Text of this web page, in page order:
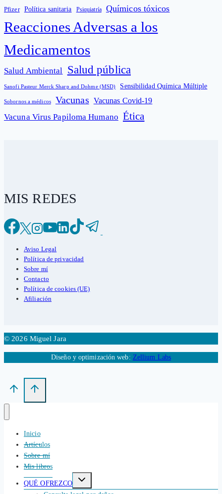
Pfizer Política sanitaria Psiquiatría Químicos tóxicos
Reacciones Adversas a los
Medicamentos
Salud Ambiental Salud pública
Sanofi Pasteur Merck Sharp and Dohme (MSD) Sensibilidad Química Múltiple
Sobornos a médicos Vacunas Vacunas Covid-19
Vacuna Virus Papiloma Humano Ética
MIS REDES
Aviso Legal
Política de privacidad
Sobre mí
Contacto
Política de cookies (UE)
Afiliación
© 2026 Miguel Jara
Diseño y optimización web: Zellium Labs
Inicio
Artículos
Sobre mí
Mis libros
QUÉ OFREZCO
Alternar
hijo